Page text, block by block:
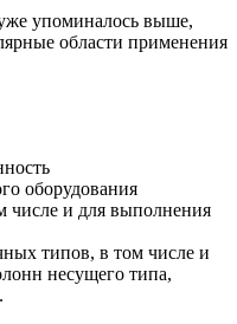
упоминалось выше,
области применения
оборудования
числе и для выполнения
типов, в том числе и
несущего типа,